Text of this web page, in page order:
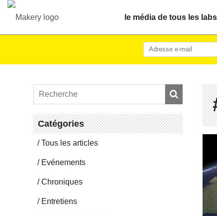
le média de tous les labs
Ca­té­go­ries
Tous les articles
Evé­ne­ments
Chro­niques
En­tre­tiens